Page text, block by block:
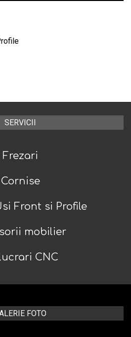
SERVICII
Frezari
Cornise
Front si Profile
mobilier
CNC
FOTO